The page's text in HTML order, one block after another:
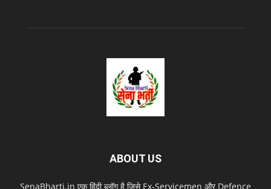
ABOUT US
SenaBharti.in एक हिंदी ब्लॉग है जिसे Ex‑Servicemen और Defence